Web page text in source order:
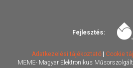
Fejlesztés:
Adatkezelési tájékoztató| Cookie
MEME- Magyar Elektronikus